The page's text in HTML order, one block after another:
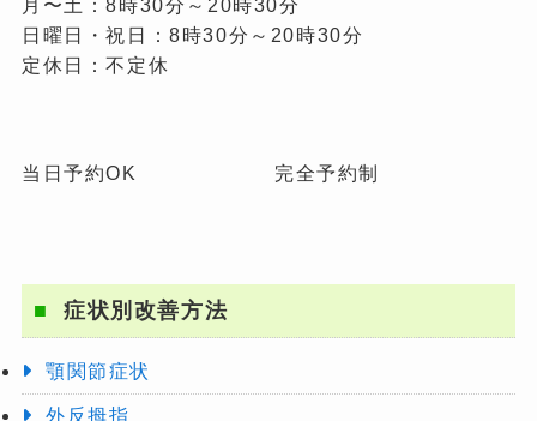
月〜土：8時30分～20時30分
日曜日・祝日：8時30分～20時30分
定休日：不定休
当日予約OK 完全予約制
症状別改善方法
顎関節症状
外反拇指